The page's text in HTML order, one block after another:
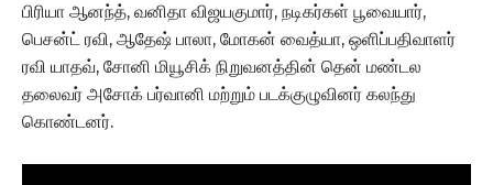
பிரியா ஆனந்த், வனிதா விஜயகுமார், நடிகர்கள் பூவையார்,
பெசன்ட் ரவி, ஆதேஷ் பாலா, மோகன் வைத்யா, ஒளிப்பதிவாளர்
ரவி யாதவ், சோனி மியூசிக் நிறுவனத்தின் தென் மண்டல
தலைவர் அசோக் பர்வானி மற்றும் படக்குழுவினர் கலந்து
கொண்டனர்.